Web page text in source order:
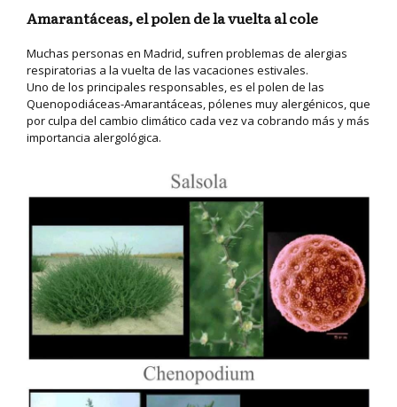
Amarantáceas, el polen de la vuelta al cole
Muchas personas en Madrid, sufren problemas de alergias
respiratorias a la vuelta de las vacaciones estivales.
Uno de los principales responsables, es el polen de las
Quenopodiáceas-Amarantáceas, pólenes muy alergénicos, que
por culpa del cambio climático cada vez va cobrando más y más
importancia alergológica.